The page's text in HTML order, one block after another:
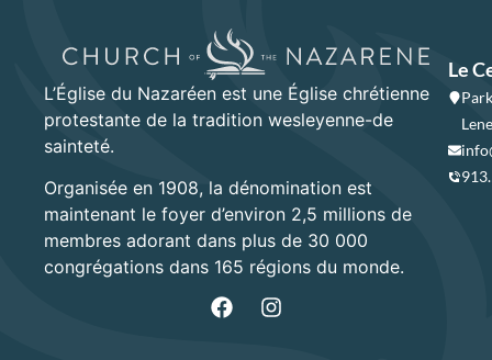
L’Église du Nazaréen est une Église chrétienne
protestante de la tradition wesleyenne-de
sainteté.
Organisée en 1908, la dénomination est
maintenant le foyer d’environ 2,5 millions de
membres adorant dans plus de 30 000
congrégations dans 165 régions du monde.
Le